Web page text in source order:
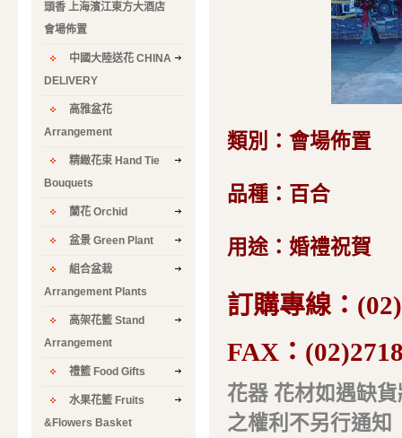
頭香 上海濱江東方大酒店
會場佈置
中國大陸送花 CHINA
DELIVERY
高雅盆花
Arrangement
精緻花束 Hand Tie
Bouquets
蘭花 Orchid
盆景 Green Plant
組合盆栽
Arrangement Plants
高架花籃 Stand
Arrangement
禮籃 Food Gifts
水果花籃 Fruits
&Flowers Basket
類別：會場佈置
品種：百合
用途：婚禮祝賀
訂購專線：
FAX：
花器 花材如遇缺
之權利不另行通知